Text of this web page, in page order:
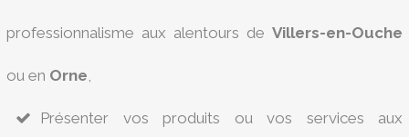
professionnalisme aux alentours de Villers-en-Ouche
ou en Orne,
Présenter vos produits ou vos services aux